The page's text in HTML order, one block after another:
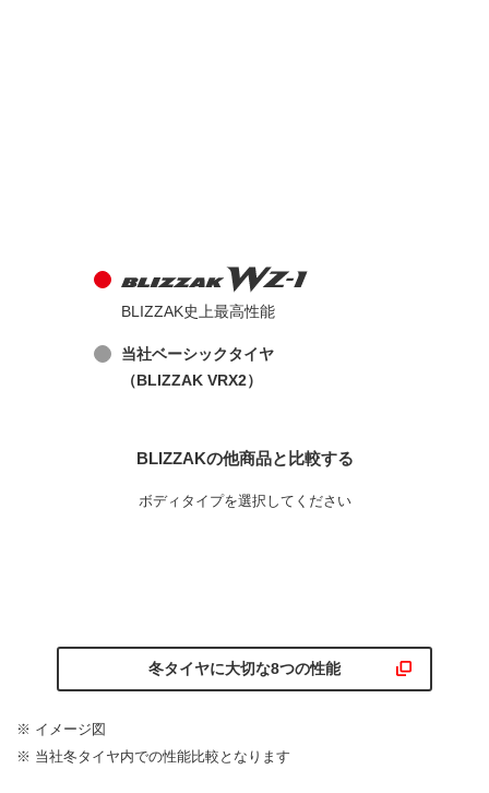
BLIZZAK史上最高性能
当社ベーシックタイヤ
（BLIZZAK VRX2）
BLIZZAKの他商品と比較する
ボディタイプを選択してください
冬タイヤに大切な8つの性能
※ イメージ図
※ 当社冬タイヤ内での性能比較となります